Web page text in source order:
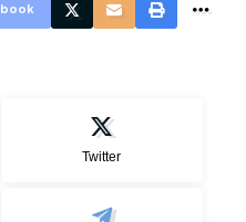
Twitter